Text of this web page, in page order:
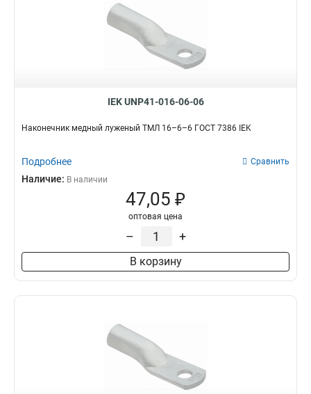
IEK UNP41-016-06-06
Наконечник медный луженый ТМЛ 16–6–6 ГОСТ 7386 IEK
Подробнее Сравнить
Наличие: В наличии
47,05 ₽
оптовая цена
– +
В корзину